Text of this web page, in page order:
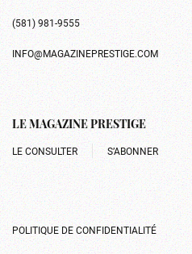
(581) 981-9555
INFO@MAGAZINEPRESTIGE.COM
LE MAGAZINE PRESTIGE
LE CONSULTER S’ABONNER
POLITIQUE DE CONFIDENTIALITÉ